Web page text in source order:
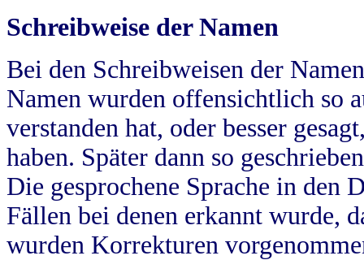
Schreibweise der Namen
Bei den Schreibweisen der
Namen wurden offensichtlich so
verstanden hat, oder besser
haben. Später dann so
Die gesprochene Sprache in
Fällen bei denen erkannt wurde,
wurden Korrekturen